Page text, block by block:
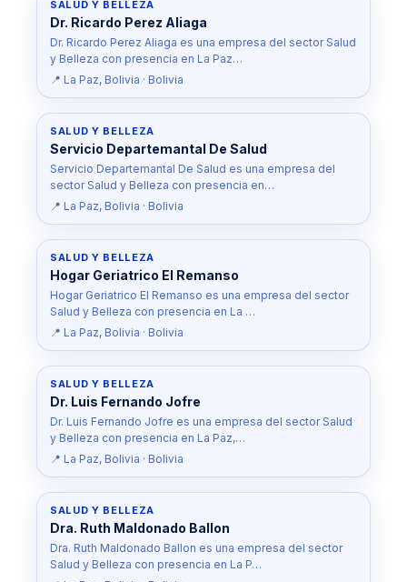
SALUD Y BELLEZA
Dr. Ricardo Perez Aliaga
Dr. Ricardo Perez Aliaga es una empresa del sector Salud
y Belleza con presencia en La Paz…
📍 La Paz, Bolivia · Bolivia
SALUD Y BELLEZA
Servicio Departemantal De Salud
Servicio Departemantal De Salud es una empresa del
sector Salud y Belleza con presencia en…
📍 La Paz, Bolivia · Bolivia
SALUD Y BELLEZA
Hogar Geriatrico El Remanso
Hogar Geriatrico El Remanso es una empresa del sector
Salud y Belleza con presencia en La …
📍 La Paz, Bolivia · Bolivia
SALUD Y BELLEZA
Dr. Luis Fernando Jofre
Dr. Luis Fernando Jofre es una empresa del sector Salud
y Belleza con presencia en La Paz,…
📍 La Paz, Bolivia · Bolivia
SALUD Y BELLEZA
Dra. Ruth Maldonado Ballon
Dra. Ruth Maldonado Ballon es una empresa del sector
Salud y Belleza con presencia en La P…